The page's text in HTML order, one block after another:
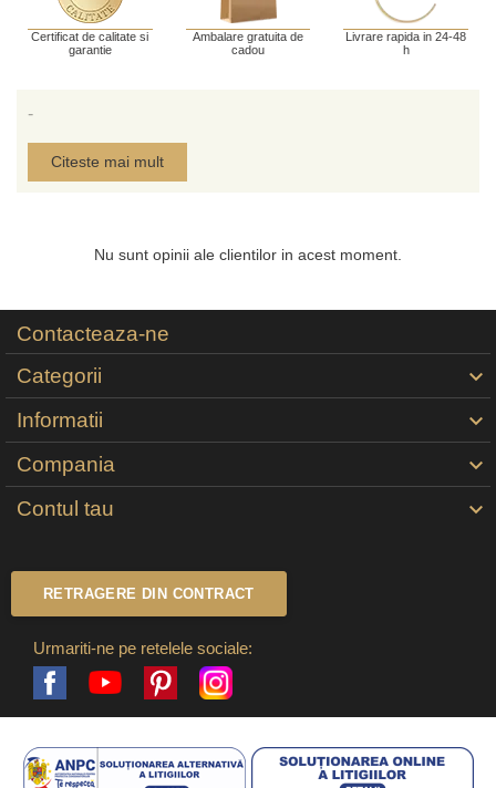
Certificat de calitate si
garantie
Ambalare gratuita de
cadou
Livrare rapida in 24-48
h
-
Citeste mai mult
Nu sunt opinii ale clientilor in acest moment.
Contacteaza-ne
Categorii

Informatii 
Compania 
Contul tau 
RETRAGERE DIN CONTRACT
Urmariti-ne pe retelele sociale:
FacebookYouTube Pinterest